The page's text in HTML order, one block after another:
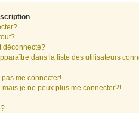
déconnecté?
dans la liste des utilisateurs
me connecter!
je ne peux plus me connecter?!